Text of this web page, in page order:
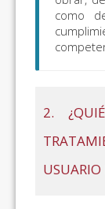
como
2.
USUARIO